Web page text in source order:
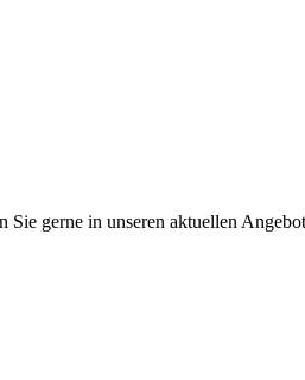
gerne in unseren aktuellen